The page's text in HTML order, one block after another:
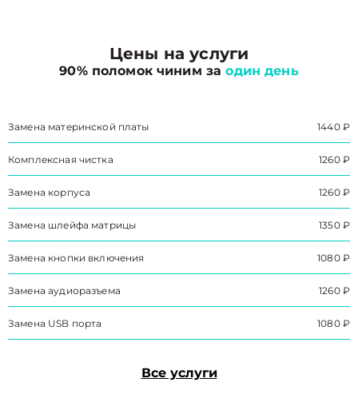
Цены на услуги
90% поломок чиним заодин день
Замена материнской платы 1440 ₽
Комплексная чистка 1260 ₽
Замена корпуса 1260 ₽
Замена шлейфа матрицы 1350 ₽
Замена кнопки включения 1080 ₽
Замена аудиоразъема 1260 ₽
Замена USB порта 1080 ₽
Все услуги